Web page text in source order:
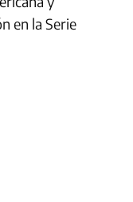
en la Serie